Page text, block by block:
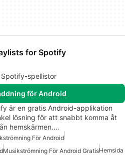
for Spotify
spellistor
för Android
är en gratis Android-applikation
lösning för att snabbt komma åt
hemskärmen.…
För Android
Musikströmning För Android GratisHemsida